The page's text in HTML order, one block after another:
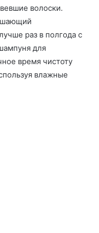
волоски.
раз в полгода с
для
время чистоту
влажные